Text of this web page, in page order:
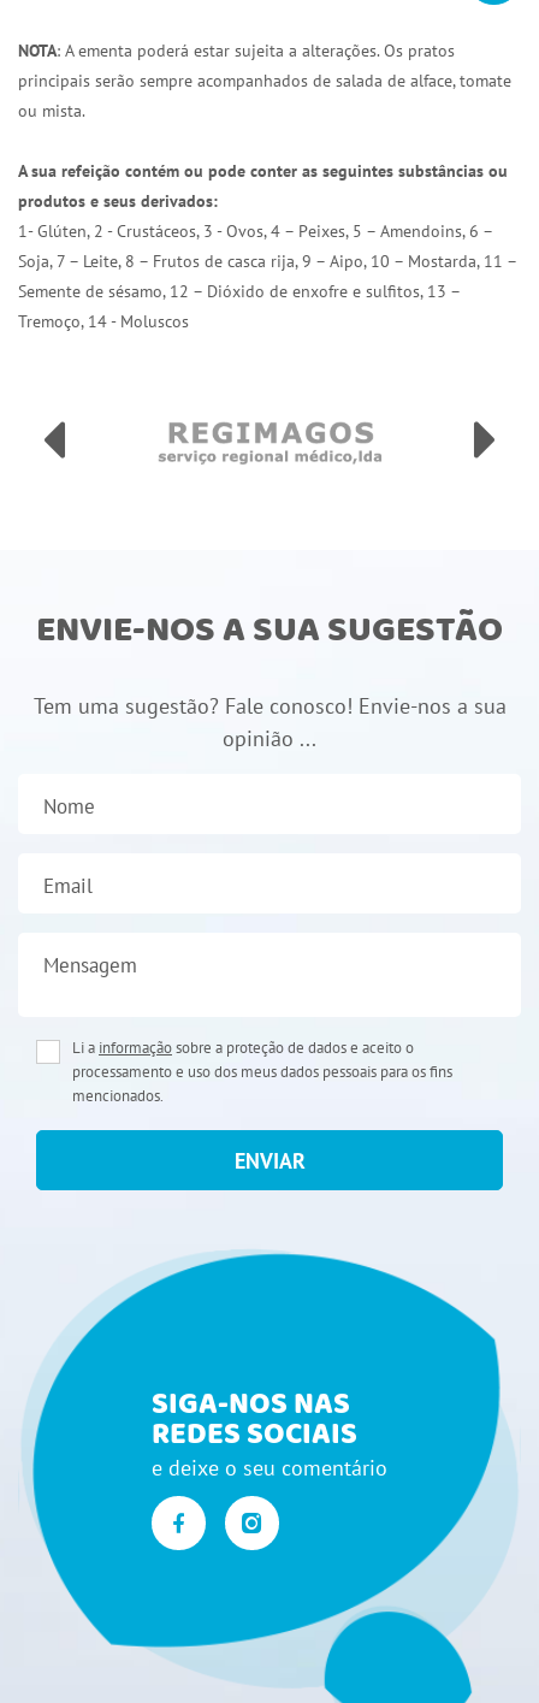
NOTA: A ementa poderá estar sujeita a alterações. Os pratos
principais serão sempre acompanhados de salada de alface, tomate
ou mista.
A sua refeição contém ou pode conter as seguintes substâncias ou
produtos e seus derivados:
1- Glúten, 2 - Crustáceos, 3 - Ovos, 4 – Peixes, 5 – Amendoins, 6 –
Soja, 7 – Leite, 8 – Frutos de casca rija, 9 – Aipo, 10 – Mostarda, 11 –
Semente de sésamo, 12 – Dióxido de enxofre e sulfitos, 13 –
Tremoço, 14 - Moluscos
ENVIE-NOS A SUA SUGESTÃO
Tem uma sugestão? Fale conosco! Envie-nos a sua
opinião ...
Nome
Email
Mensagem
Li a informaçãosobre a proteção de dados e aceito o
processamento e uso dos meus dados pessoais para os fins
mencionados.
ENVIAR
SIGA-NOS NAS
REDES SOCIAIS
e deixe o seu comentário